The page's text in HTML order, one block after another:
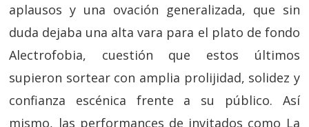
aplausos y una ovación generalizada, que sin
duda dejaba una alta vara para el plato de fondo
Alectrofobia, cuestión que estos últimos
supieron sortear con amplia prolijidad, solidez y
confianza escénica frente a su público. Así
mismo, las performances de invitados como La